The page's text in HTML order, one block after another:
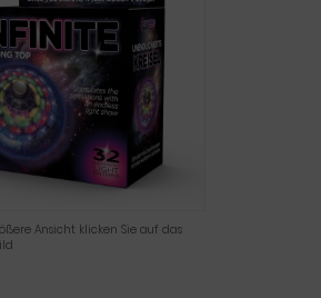
Ansicht klicken Sie auf das